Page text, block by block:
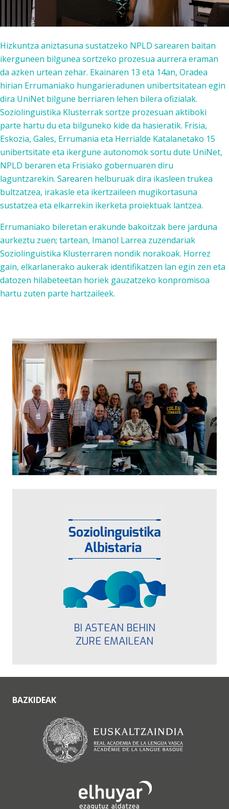
Hizkuntza aniztasuna sustatzeko NPLD sarearen baitan
ikerguneen bilgunea sortzeko prozesua aurrera eraman
da azken urtean zehar. Ekainaren 13 eta 14an, Oradea
hirian Errumaniako hungarieradunen unibertsitatean egin
dira UniNet bilgune berriaren lehen bilera ofizialak.
Soziolinguistika Klusterrak sortze prozesuan aktiboki
parte hartu du eta bilguneko kide da hasieratik. Frisia,
Eskozia, Gales, Errumania eta Herrialde Katalanetako 15
unibertsitate eta ikergune autonomok sortu dute UniNet,
NPLD beraren eta Frisiako gobernuaren diru
laguntzarekin. Sarearen helburuak dira ikasleen trukea
bultzatzea, irakasle eta ikertzaileen mugikortasuna
sustatzea eta elkarrekin ikerketa proiektuak lantzea.
Errumaniako bileretan erakunde bakoitzak bere jarduna
aurkeztu zuen; tartean, Imanol Larrea zuzendariak
Soziolinguistika Klusterraren nondik norakoak. Horrez
gain, elkarlanerako aukerak identifikatzen lan egin zen eta
datozen hilabeteetan horiek gauzatzeko konpromisoa
hartu zuten parte hartzaileek.
BI ASTEAN BEHIN
ZURE EMAILEAN
BAZKIDEAK